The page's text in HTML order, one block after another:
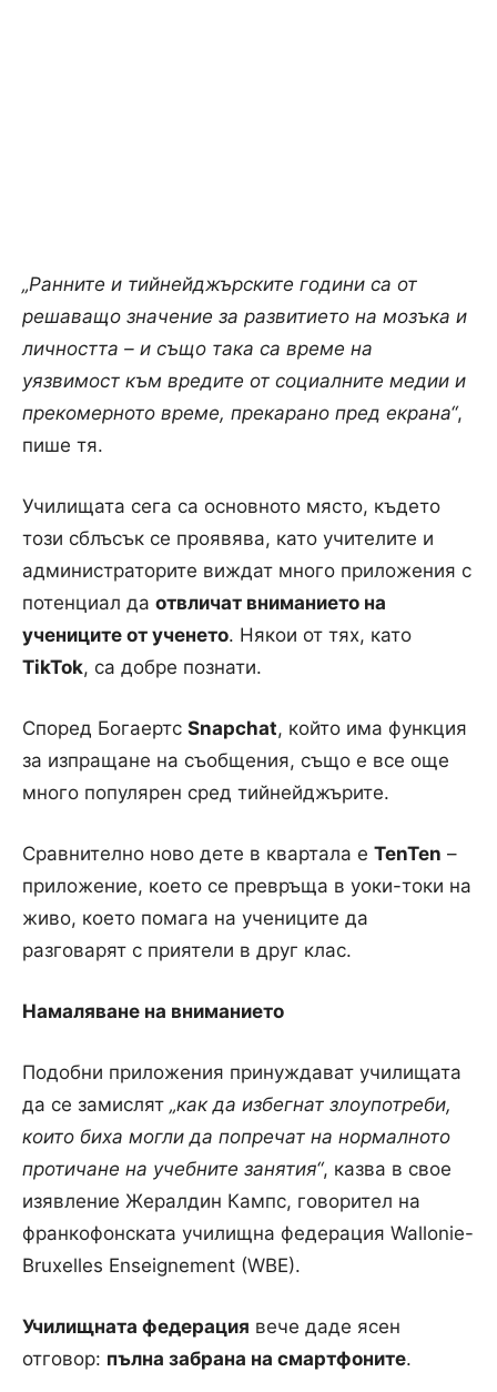
„Ранните и тийнейджърските години са от
решаващо значение за развитието на мозъка и
личността – и също така са време на
уязвимост към вредите от социалните медии и
прекомерното време, прекарано пред екрана“,
пише тя.
Училищата сега са основното място, където
този сблъсък се проявява, като учителите и
администраторите виждат много приложения с
потенциал да отвличат вниманието на
учениците от ученето. Някои от тях, като
TikTok, са добре познати.
Според Богаертс Snapchat, който има функция
за изпращане на съобщения, също е все още
много популярен сред тийнейджърите.
Сравнително ново дете в квартала е TenTen –
приложение, което се превръща в уоки-токи на
живо, което помага на учениците да
разговарят с приятели в друг клас.
Намаляване на вниманието
Подобни приложения принуждават училищата
да се замислят „как да избегнат злоупотреби,
които биха могли да попречат на нормалното
протичане на учебните занятия“, казва в свое
изявление Жералдин Кампс, говорител на
франкофонската училищна федерация Wallonie-
Bruxelles Enseignement (WBE).
Училищната федерация вече даде ясен
отговор: пълна забрана на смартфоните.